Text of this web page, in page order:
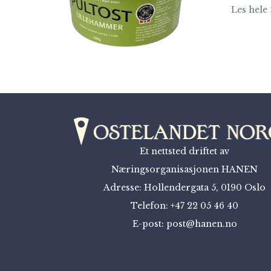
Les hele
Et nettsted driftet av
Næringsorganisasjonen HANEN
Adresse: Hollendergata 5, 0190 Oslo
Telefon: +47 22 05 46 40
E-post: post@hanen.no